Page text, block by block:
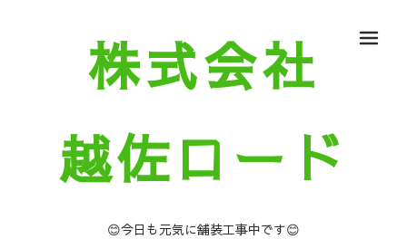
株式会社
越佐ロード
😊今日も元気に舗装工事中です😊